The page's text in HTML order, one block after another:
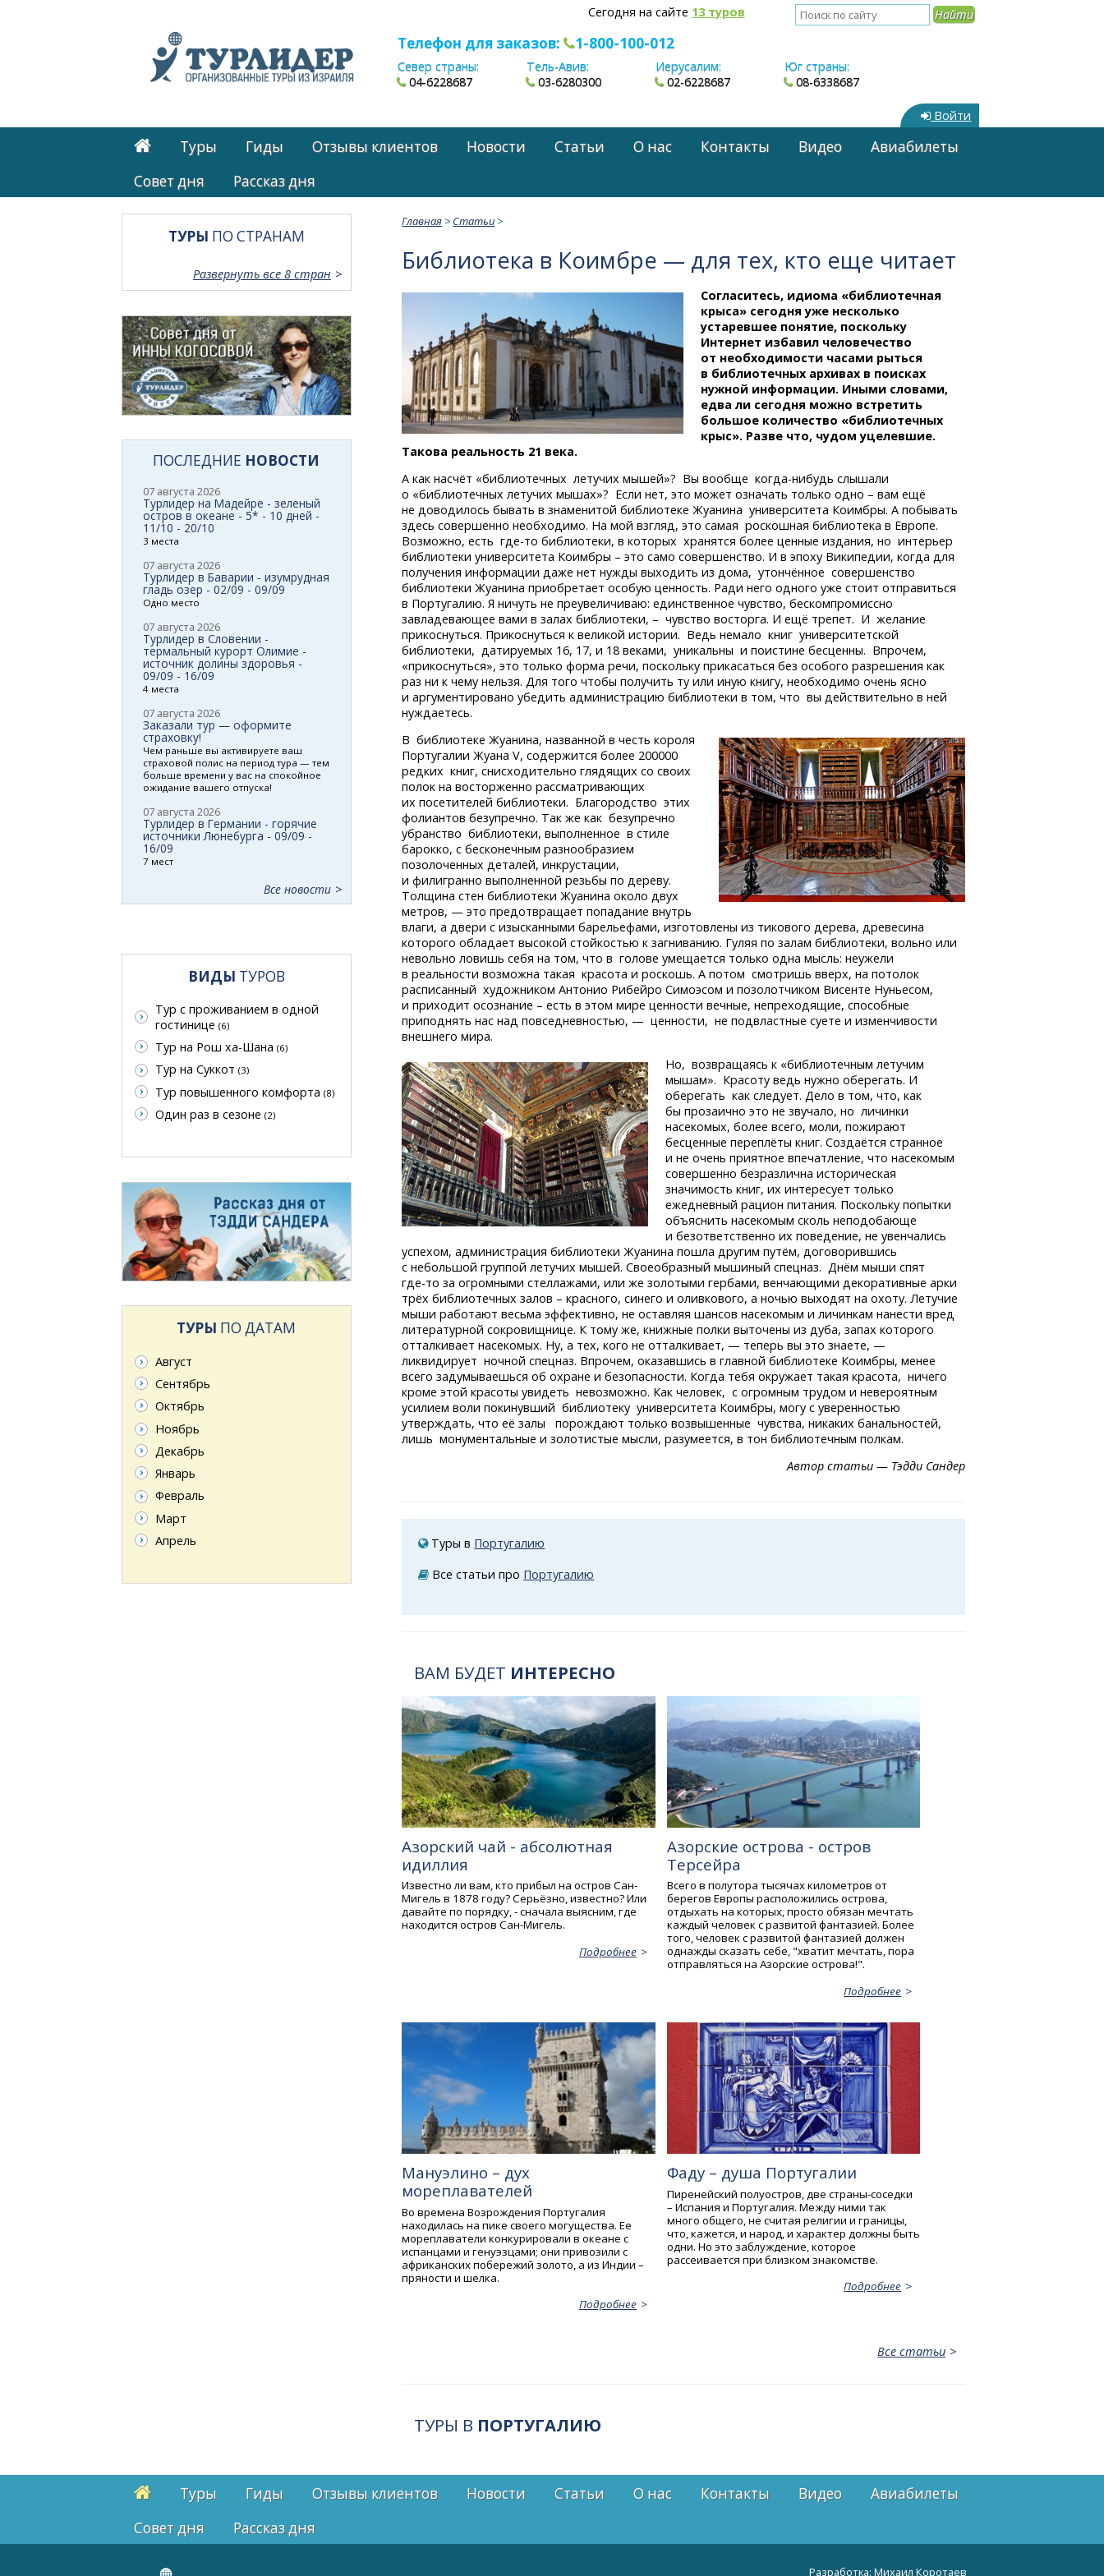
Сегодня на сайте 13 туров
Телефон для заказов: 1-800-100-012
Север страны:
04-6228687
Тель-Авив:
03-6280300
Иерусалим:
02-6228687
Юг страны:
08-6338687
Войти
Туры Гиды Отзывы клиентов Новости Статьи О нас Контакты Видео
Авиабилеты
Cовет дня
Рассказ дня
Главная > Статьи >
Библиотека в Коимбре — для тех, кто еще читает
Согласитесь, идиома «библиотечная
крыса» сегодня уже несколько
устаревшее понятие, поскольку
Интернет избавил человечество
от необходимости часами рыться
в библиотечных архивах в поисках
нужной информации. Иными словами,
едва ли сегодня можно встретить
большое количество «библиотечных
крыс». Разве что, чудом уцелевшие.
Такова реальность 21 века.
А как насчёт «библиотечных летучих мышей»? Вы вообщекогда-нибудь слышали
о «библиотечных летучих мышах»? Если нет, это может означать только одно – вам ещё
не доводилось бывать в знаменитой библиотеке Жуанина университета Коимбры. А побывать
здесь совершенно необходимо. На мой взгляд, это самая роскошная библиотека в Европе.
Возможно, естьгде-то библиотеки, в которых хранятся более ценные издания, но интерьер
библиотеки университета Коимбры – это само совершенство. И в эпоху Википедии, когда для
получения информации даже нет нужды выходить из дома, утончённое совершенство
библиотеки Жуанина приобретает особую ценность. Ради него одного уже стоит отправиться
в Португалию. Я ничуть не преувеличиваю: единственное чувство, бескомпромиссно
завладевающее вами в залах библиотеки, – чувство восторга. И ещё трепет. И желание
прикоснуться. Прикоснуться к великой истории. Ведь немало книг университетской
библиотеки, датируемых 16, 17, и 18 веками, уникальны и поистине бесценны. Впрочем,
«прикоснуться», это только форма речи, поскольку прикасаться без особого разрешения как
раз ни к чему нельзя. Для того чтобы получить ту или иную книгу, необходимо очень ясно
и аргументировано убедить администрацию библиотеки в том, что вы действительно в ней
нуждаетесь.
В библиотеке Жуанина, названной в честь короля
Португалии Жуана V, содержится более 200000
редких книг, снисходительно глядящих со своих
полок на восторженно рассматривающих
их посетителей библиотеки. Благородство этих
фолиантов безупречно. Так же как безупречно
убранство библиотеки, выполненное в стиле
барокко, с бесконечным разнообразием
позолоченных деталей, инкрустации,
и филигранно выполненной резьбы по дереву.
Толщина стен библиотеки Жуанина около двух
метров, — это предотвращает попадание внутрь
влаги, а двери с изысканными барельефами, изготовлены из тикового дерева, древесина
которого обладает высокой стойкостью к загниванию. Гуляя по залам библиотеки, вольно или
невольно ловишь себя на том, что в голове умещается только одна мысль: неужели
в реальности возможна такая красота и роскошь. А потом смотришь вверх, на потолок
расписанный художником Антонио Рибейро Симоэсом и позолотчиком Висенте Нуньесом,
и приходит осознание – есть в этом мире ценности вечные, непреходящие, способные
приподнять нас над повседневностью, — ценности, не подвластные суете и изменчивости
внешнего мира.
Но, возвращаясь к «библиотечным летучим
мышам». Красоту ведь нужно оберегать. И
оберегать как следует. Дело в том, что, как
бы прозаично это не звучало, но личинки
насекомых, более всего, моли, пожирают
бесценные переплёты книг. Создаётся странное
и не очень приятное впечатление, что насекомым
совершенно безразлична историческая
значимость книг, их интересует только
ежедневный рацион питания. Поскольку попытки
объяснить насекомым сколь неподобающе
и безответственно их поведение, не увенчались
успехом, администрация библиотеки Жуанина пошла другим путём, договорившись
с небольшой группой летучих мышей. Своеобразный мышиный спецназ. Днём мыши спят
где-то за огромными стеллажами, или же золотыми гербами, венчающими декоративные арки
трёх библиотечных залов – красного, синего и оливкового, а ночью выходят на охоту. Летучие
мыши работают весьма эффективно, не оставляя шансов насекомым и личинкам нанести вред
литературной сокровищнице. К тому же, книжные полки выточены из дуба, запах которого
отталкивает насекомых. Ну, а тех, кого не отталкивает, — теперь вы это знаете, —
ликвидирует ночной спецназ. Впрочем, оказавшись в главной библиотеке Коимбры, менее
всего задумываешься об охране и безопасности. Когда тебя окружает такая красота, ничего
кроме этой красоты увидеть невозможно. Как человек, с огромным трудом и невероятным
усилием воли покинувший библиотеку университета Коимбры, могу с уверенностью
утверждать, что её залы порождают только возвышенные чувства, никаких банальностей,
лишь монументальные и золотистые мысли, разумеется, в тон библиотечным полкам.
Автор статьи — Тэдди Сандер
Туры в Португалию
Все статьи про Португалию
ВАМ БУДЕТ ИНТЕРЕСНО
Азорский чай - абсолютная
идиллия
Известно ли вам, кто прибыл на остров Сан-
Мигель в 1878 году? Серьёзно, известно? Или
давайте по порядку, - сначала выясним, где
находится остров Сан-Мигель.
Подробнее
Азорские острова - остров
Терсейра
Всего в полутора тысячах километров от
берегов Европы расположились острова,
отдыхать на которых, просто обязан мечтать
каждый человек с развитой фантазией. Более
того, человек с развитой фантазией должен
однажды сказать себе, "хватит мечтать, пора
отправляться на Азорские острова!".
Подробнее
Мануэлино – дух
мореплавателей
Во времена Возрождения Португалия
находилась на пике своего могущества. Ее
мореплаватели конкурировали в океане с
испанцами и генуэзцами; они привозили с
африканских побережий золото, а из Индии –
пряности и шелка.
Подробнее
Фаду – душа Португалии
Пиренейский полуостров, две страны-соседки
– Испания и Португалия. Между ними так
много общего, не считая религии и границы,
что, кажется, и народ, и характер должны быть
одни. Но это заблуждение, которое
рассеивается при близком знакомстве.
Подробнее
Все статьи
ТУРЫ В ПОРТУГАЛИЮ
ТУРЫ ПО СТРАНАМ
Развернуть все 8 стран
ПОСЛЕДНИЕ НОВОСТИ
07 августа 2026
Турлидер на Мадейре - зеленый
остров в океане - 5* - 10 дней -
11/10 - 20/10
3 места
07 августа 2026
Турлидер в Баварии - изумрудная
гладь озер - 02/09 - 09/09
Одно место
07 августа 2026
Турлидер в Словении -
термальный курорт Олимие -
источник долины здоровья -
09/09 - 16/09
4 места
07 августа 2026
Заказали тур — оформите
страховку!
Чем раньше вы активируете ваш
страховой полис на период тура — тем
больше времени у вас на спокойное
ожидание вашего отпуска!
07 августа 2026
Турлидер в Германии - горячие
источники Люнебурга - 09/09 -
16/09
7 мест
Все новости
ВИДЫ ТУРОВ
Тур с проживанием в одной
гостинице (6)
Тур на Рош ха-Шана (6)
Тур на Суккот (3)
Тур повышенного комфорта (8)
Один раз в сезоне (2)
ТУРЫ ПО ДАТАМ
Август
Сентябрь
Октябрь
Ноябрь
Декабрь
Январь
Февраль
Март
Апрель
Туры Гиды Отзывы клиентов Новости Статьи О нас Контакты Видео
Авиабилеты
Cовет дня
Рассказ дня
Разработка: Михаил Коротаев